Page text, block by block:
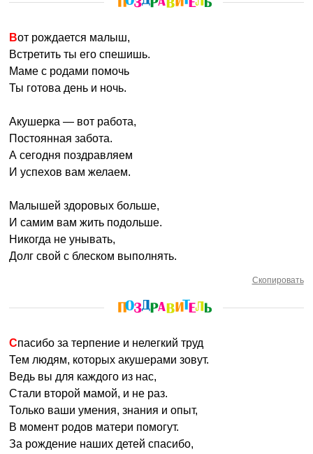
Вот рождается малыш,
Встретить ты его спешишь.
Маме с родами помочь
Ты готова день и ночь.
Акушерка — вот работа,
Постоянная забота.
А сегодня поздравляем
И успехов вам желаем.
Малышей здоровых больше,
И самим вам жить подольше.
Никогда не унывать,
Долг свой с блеском выполнять.
Скопировать
Спасибо за терпение и нелегкий труд
Тем людям, которых акушерами зовут.
Ведь вы для каждого из нас,
Стали второй мамой, и не раз.
Только ваши умения, знания и опыт,
В момент родов матери помогут.
За рождение наших детей спасибо,